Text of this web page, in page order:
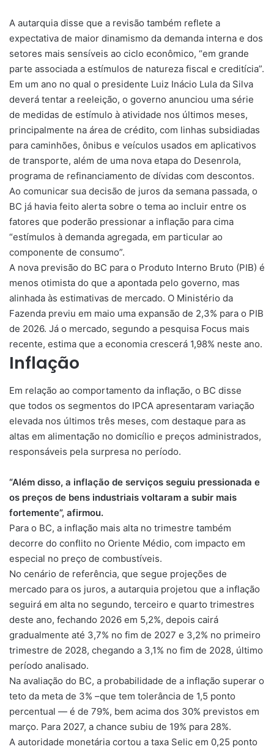
A autarquia disse que a revisão também reflete a
expectativa de maior dinamismo da demanda interna e dos
setores mais sensíveis ao ciclo econômico, “em grande
parte associada a estímulos de natureza fiscal e creditícia”.
Em um ano no qual o presidente Luiz Inácio Lula da Silva
deverá tentar a reeleição, o governo anunciou uma série
de medidas de estímulo à atividade nos últimos meses,
principalmente na área de crédito, com linhas subsidiadas
para caminhões, ônibus e veículos usados em aplicativos
de transporte, além de uma nova etapa do Desenrola,
programa de refinanciamento de dívidas com descontos.
Ao comunicar sua decisão de juros da semana passada, o
BC já havia feito alerta sobre o tema ao incluir entre os
fatores que poderão pressionar a inflação para cima
“estímulos à demanda agregada, em particular ao
componente de consumo”.
A nova previsão do BC para o Produto Interno Bruto (PIB) é
menos otimista do que a apontada pelo governo, mas
alinhada às estimativas de mercado. O Ministério da
Fazenda previu em maio uma expansão de 2,3% para o PIB
de 2026. Já o mercado, segundo a pesquisa Focus mais
recente, estima que a economia crescerá 1,98% neste ano.
Inflação
Em relação ao comportamento da inflação, o BC disse
que todos os segmentos do IPCA apresentaram variação
elevada nos últimos três meses, com destaque para as
altas em alimentação no domicílio e preços administrados,
responsáveis pela surpresa no período.
“Além disso, a inflação de serviços seguiu pressionada e
os preços de bens industriais voltaram a subir mais
fortemente”, afirmou.
Para o BC, a inflação mais alta no trimestre também
decorre do conflito no Oriente Médio, com impacto em
especial no preço de combustíveis.
No cenário de referência, que segue projeções de
mercado para os juros, a autarquia projetou que a inflação
seguirá em alta no segundo, terceiro e quarto trimestres
deste ano, fechando 2026 em 5,2%, depois cairá
gradualmente até 3,7% no fim de 2027 e 3,2% no primeiro
trimestre de 2028, chegando a 3,1% no fim de 2028, último
período analisado.
Na avaliação do BC, a probabilidade de a inflação superar o
teto da meta de 3% –que tem tolerância de 1,5 ponto
percentual — é de 79%, bem acima dos 30% previstos em
março. Para 2027, a chance subiu de 19% para 28%.
A autoridade monetária cortou a taxa Selic em 0,25 ponto